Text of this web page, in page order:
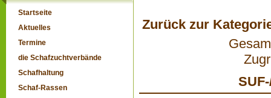
Startseite
Aktuelles
Termine
die Schafzuchtverbände
Schafhaltung
Schaf-Rassen
Zurück zur